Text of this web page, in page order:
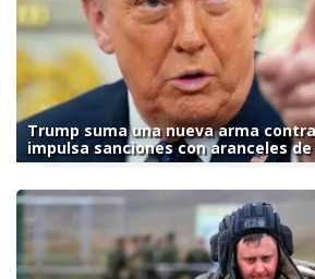
Trump suma una nueva arma
impulsa sanciones con aranceles